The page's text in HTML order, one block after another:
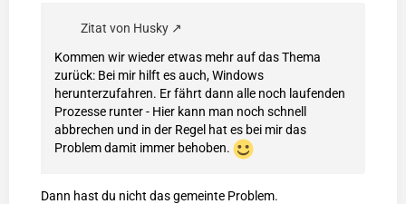
Zitat von Husky
Kommen wir wieder etwas mehr auf das Thema
zurück: Bei mir hilft es auch, Windows
herunterzufahren. Er fährt dann alle noch laufenden
Prozesse runter - Hier kann man noch schnell
abbrechen und in der Regel hat es bei mir das
Problem damit immer behoben.
Dann hast du nicht das gemeinte Problem.